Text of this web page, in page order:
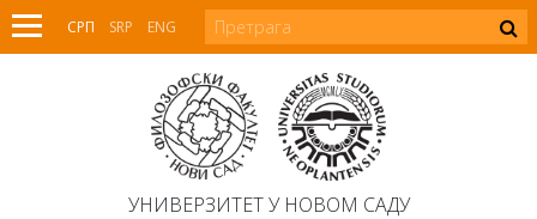
СРП SRP ENG
УНИВЕРЗИТЕТ У НОВОМ САДУ